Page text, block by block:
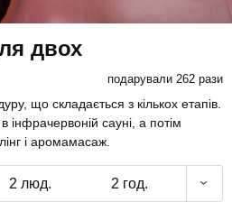
двох
подарували 262 рази
що складається з кількох етапів.
інфрачервоній сауні, а потім
і аромамасаж.
2 люд. 2 год.